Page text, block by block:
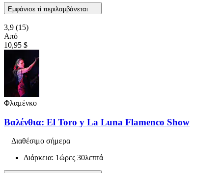
Εμφάνισε τί περιλαμβάνεται
3,9 (15)
Από
10,95 $
Φλαμένκο
Βαλένθια: El Toro y La Luna Flamenco Show
Διαθέσιμο σήμερα
Διάρκεια: 1ώρες 30λεπτά